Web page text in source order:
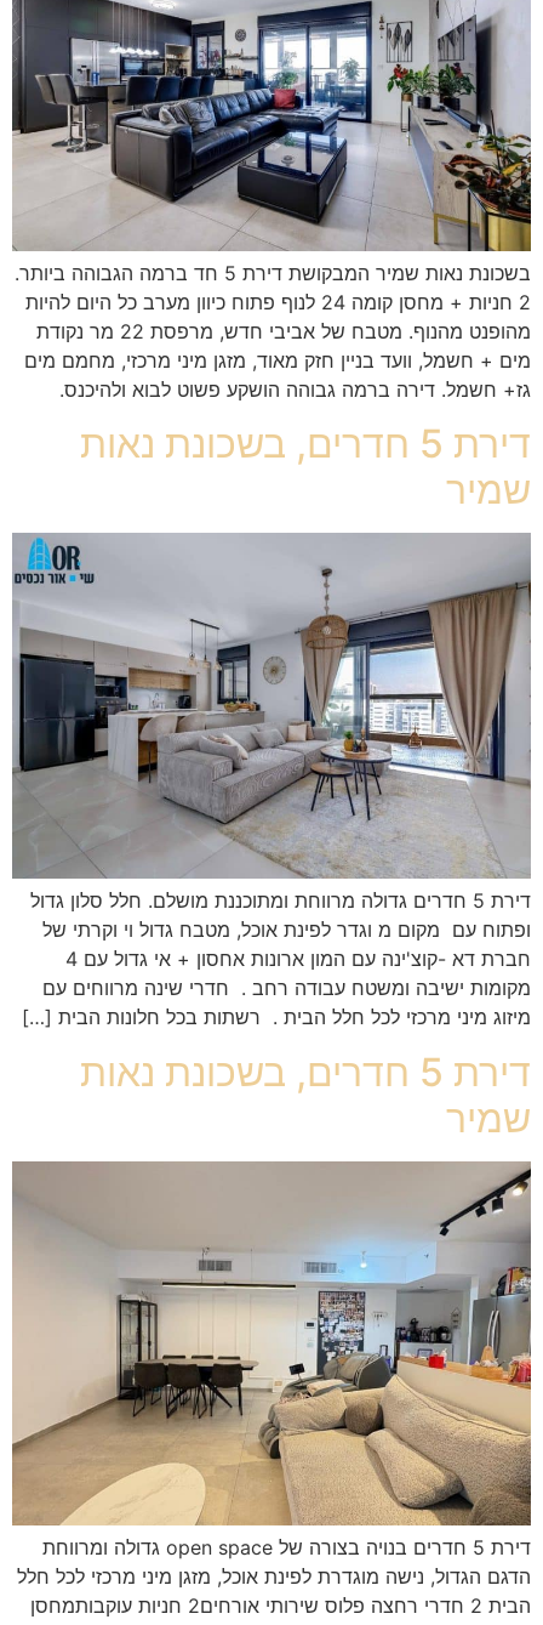
בשכונת נאות שמיר המבקושת דירת 5 חד ברמה הגבוהה ביותר.
2 חניות + מחסן קומה 24 לנוף פתוח כיוון מערב כל היום להיות
מהופנט מהנוף. מטבח של אביבי חדש, מרפסת 22 מר נקודת
מים + חשמל, וועד בניין חזק מאוד, מזגן מיני מרכזי, מחמם מים
גז+ חשמל. דירה ברמה גבוהה הושקע פשוט לבוא ולהיכנס.
דירת 5 חדרים, בשכונת נאות
שמיר
דירת 5 חדרים גדולה מרווחת ומתוכננת מושלם. חלל סלון גדול
ופתוח עם מקום מ וגדר לפינת אוכל, מטבח גדול וי וקרתי של
חברת דא -קוצ'ינה עם המון ארונות אחסון + אי גדול עם 4
מקומות ישיבה ומשטח עבודה רחב . חדרי שינה מרווחים עם
מיזוג מיני מרכזי לכל חלל הבית . רשתות בכל חלונות הבית […]
דירת 5 חדרים, בשכונת נאות
שמיר
דירת 5 חדרים בנויה בצורה של open space גדולה ומרווחת
הדגם הגדול, נישה מוגדרת לפינת אוכל, מזגן מיני מרכזי לכל חלל
הבית 2 חדרי רחצה פלוס שירותי אורחים2 חניות עוקבותמחסן